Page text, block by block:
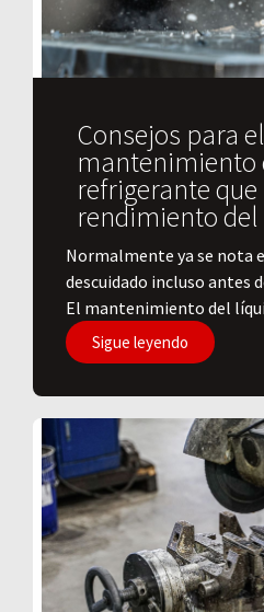
Consejos para el
mantenimiento
refrigerante
rendimiento
Normalmente ya se nota
descuidado incluso antes
El mantenimiento del
Sigue leyendo